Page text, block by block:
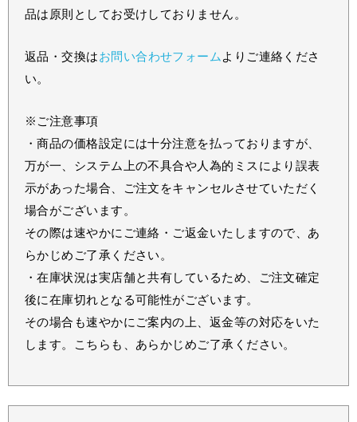
品は原則としてお受けしておりません。
返品・交換はお問い合わせフォーム よりご連絡くださ
い。
※ご注意事項
・商品の価格設定には十分注意を払っておりますが、
万が一、システム上の不具合や人為的ミスにより誤表
示があった場合、ご注文をキャンセルさせていただく
場合がございます。
その際は速やかにご連絡・ご返金いたしますので、あ
らかじめご了承ください。
・在庫状況は実店舗と共有しているため、ご注文確定
後に在庫切れとなる可能性がございます。
その場合も速やかにご案内の上、返金等の対応をいた
します。こちらも、あらかじめご了承ください。